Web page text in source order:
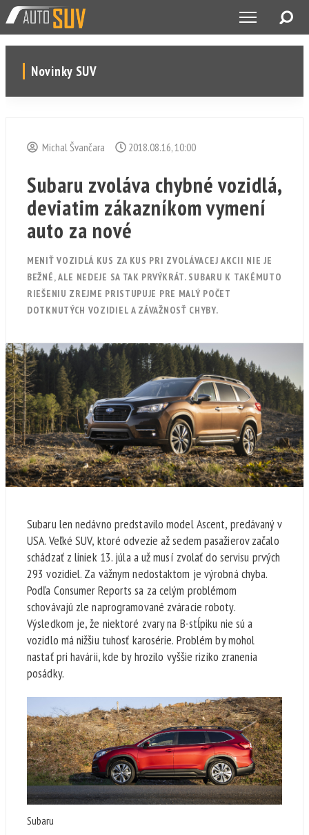
Novinky SUV
Michal Švančara 2018.08.16, 10:00
Subaru zvoláva chybné vozidlá,
deviatim zákazníkom vymení
auto za nové
MENIŤ VOZIDLÁ KUS ZA KUS PRI ZVOLÁVACEJ AKCII NIE JE
BEŽNÉ, ALE NEDEJE SA TAK PRVÝKRÁT. SUBARU K TAKÉMUTO
RIEŠENIU ZREJME PRISTUPUJE PRE MALÝ POČET
DOTKNUTÝCH VOZIDIEL A ZÁVAŽNOSŤ CHYBY.
Subaru len nedávno predstavilo model Ascent, predávaný v
USA. Veľké SUV, ktoré odvezie až sedem pasažierov začalo
schádzať z liniek 13. júla a už musí zvolať do servisu prvých
293 vozidiel. Za vážnym nedostaktom je výrobná chyba.
Podľa Consumer Reports sa za celým problémom
schovávajú zle naprogramované zváracie roboty.
Výsledkom je, že niektoré zvary na B-stĺpiku nie sú a
vozidlo má nižšiu tuhosť karosérie. Problém by mohol
nastať pri havárii, kde by hrozilo vyššie riziko zranenia
posádky.
Subaru